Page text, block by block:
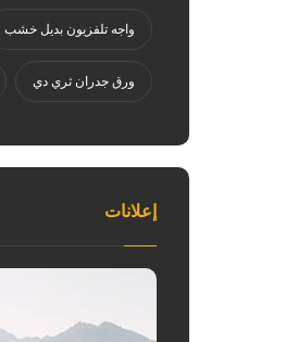
واجه تلفزيون بديل خشب
ورق جدران ثري دي
إعلانات